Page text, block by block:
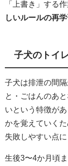
「上書き」する
しいルールの再
子犬のトイ
子犬は排泄の間
と・ごはんのあ
いという特徴が
かを覚えていく
失敗しやすい点
生後3〜4か月頃